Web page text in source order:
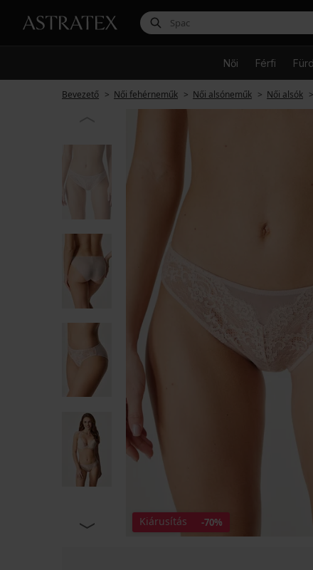
Női Férfi
Bevezető Női fehérneműk Női alsóneműk Női alsók
Kiárusítás -70%